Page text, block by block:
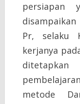
persiapan
Pr, selaku
kerjanya
metode